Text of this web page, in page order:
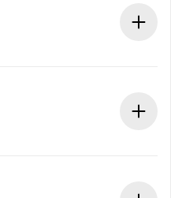
necessárias
proprietário confirme.